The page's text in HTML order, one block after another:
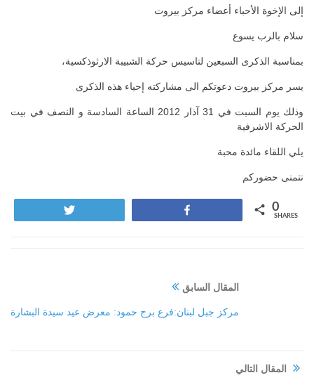
إلى الإخوة الأحباء أعضاء مركز بيروت
سلام بالرب يسوع
بمناسبة الذكرى السبعين لتاسيس حركة الشبيبة الارثوذكسية،
يسر مركز بيروت دعوتكم الى مشاركته إحياء هذه الذكرى
وذلك يوم السبت في 31 آذار 2012 الساعة السادسة و النصف في بيت
الحركة الاشرفية
يلي اللقاء مائدة محبة
نتمنى حضوركم
0
SHARES
المقال السابق
مركز جبل لبنان:فرع برج حمود: معرض عيد سيدة البشارة
المقال التالي